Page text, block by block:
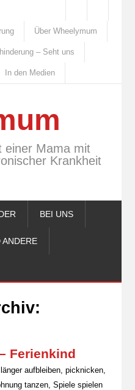
Über Wheelymum
– Seht uns
In den Medien
einer Mama mit
Krankheit
BEI UNS
ANDERE
Ferienkind
aufbleiben, picknicken,
tanzen, Spiele spielen